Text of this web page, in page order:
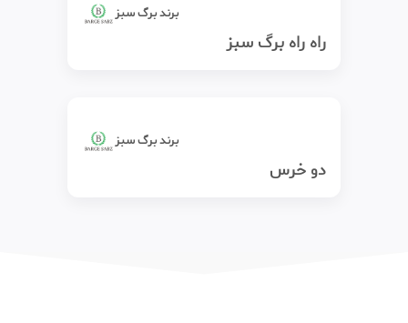
برند برگ سبز
راه راه برگ سبز
برند برگ سبز
دو خرس